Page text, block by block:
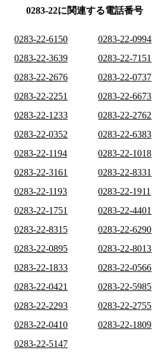
0283-22に関連する電話番号
0283-22-6150 0283-22-0994
0283-22-3639
0283-22-7151
0283-22-2676
0283-22-0737
0283-22-2251
0283-22-6673
0283-22-1233
0283-22-2762
0283-22-0352
0283-22-6383
0283-22-1194
0283-22-1018
0283-22-3161
0283-22-8331
0283-22-1193
0283-22-1911
0283-22-1751
0283-22-4401
0283-22-8315
0283-22-6290
0283-22-0895
0283-22-8013
0283-22-1833
0283-22-0566
0283-22-0421
0283-22-5985
0283-22-2293
0283-22-2755
0283-22-0410
0283-22-1809
0283-22-5147